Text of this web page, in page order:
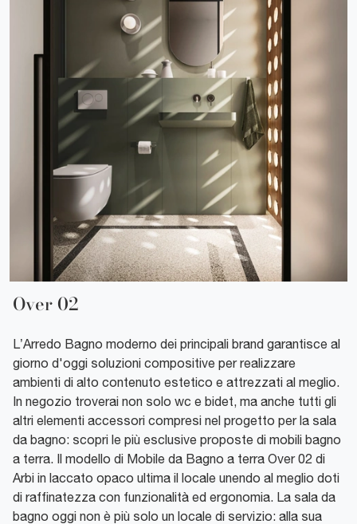
Over 02
L’Arredo Bagno moderno dei principali brand garantisce al
giorno d'oggi soluzioni compositive per realizzare
ambienti di alto contenuto estetico e attrezzati al meglio.
In negozio troverai non solo wc e bidet, ma anche tutti gli
altri elementi accessori compresi nel progetto per la sala
da bagno: scopri le più esclusive proposte di mobili bagno
a terra. Il modello di Mobile da Bagno a terra Over 02 di
Arbi in laccato opaco ultima il locale unendo al meglio doti
di raffinatezza con funzionalità ed ergonomia. La sala da
bagno oggi non è più solo un locale di servizio: alla sua